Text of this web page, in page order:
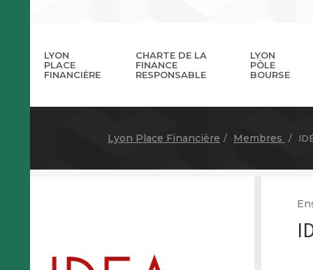
LYON
PLACE
FINANCIÈRE
La
CHARTE DE LA
FINANCE
RESPONSABLE
LYON
PÔLE
BOURSE
Lyon Place Financière Membres